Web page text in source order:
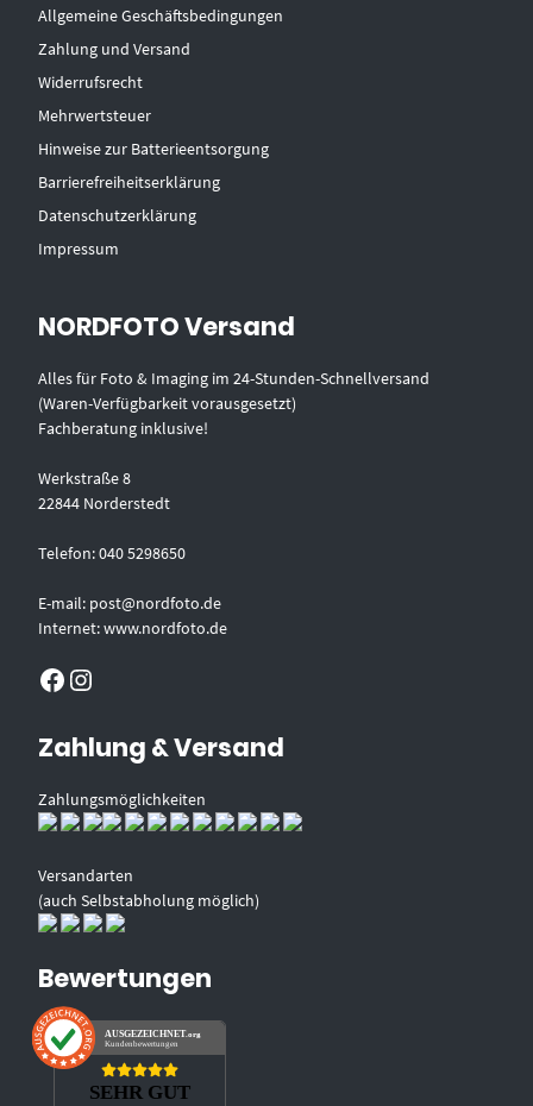
Allgemeine Geschäftsbedingungen
Zahlung und Versand
Widerrufsrecht
Mehrwertsteuer
Hinweise zur Batterieentsorgung
Barrierefreiheitserklärung
Datenschutzerklärung
Impressum
NORDFOTO Versand
Alles für Foto & Imaging im 24-Stunden-Schnellversand
(Waren-Verfügbarkeit vorausgesetzt)
Fachberatung inklusive!
Werkstraße 8
22844 Norderstedt
Telefon: 040 5298650
E-mail: post@nordfoto.de
Internet: www.nordfoto.de
Facebook Instagram
Zahlung & Versand
Zahlungsmöglichkeiten
Versandarten
(auch Selbstabholung möglich)
Bewertungen
AUSGEZEICHNET .org
Kundenbewertungen
SEHR GUT